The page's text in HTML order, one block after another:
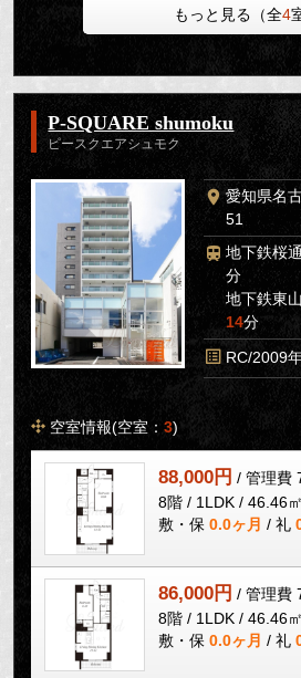
もっと見る（全4
P-SQUARE shumoku
ピースクエアシュモク
愛知県名
51
地下鉄桜
分
地下鉄東
14分
RC/2009
空室情報(空室：3)
88,000円 / 管理費
8階 / 1LDK / 46.46㎡
敷・保 0.0ヶ月 / 礼
86,000円 / 管理費
8階 / 1LDK / 46.46㎡
敷・保 0.0ヶ月 / 礼